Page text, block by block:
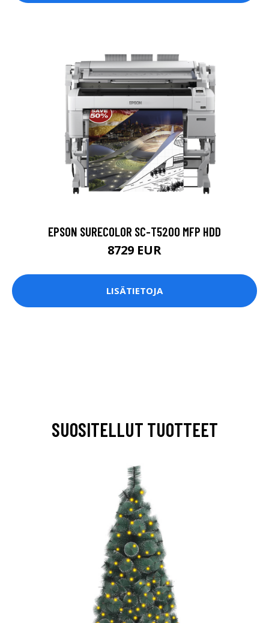
EPSON SURECOLOR SC-T5200 MFP HDD
8729 EUR
LISÄTIETOJA
SUOSITELLUT TUOTTEET